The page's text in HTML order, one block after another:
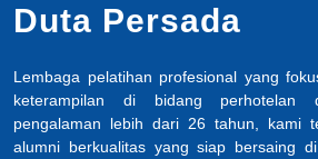
Duta Persada
Lembaga pelatihan profesional yang
keterampilan di bidang perhotelan
pengalaman lebih dari 26 tahun, kami
alumni berkualitas yang siap bersaing